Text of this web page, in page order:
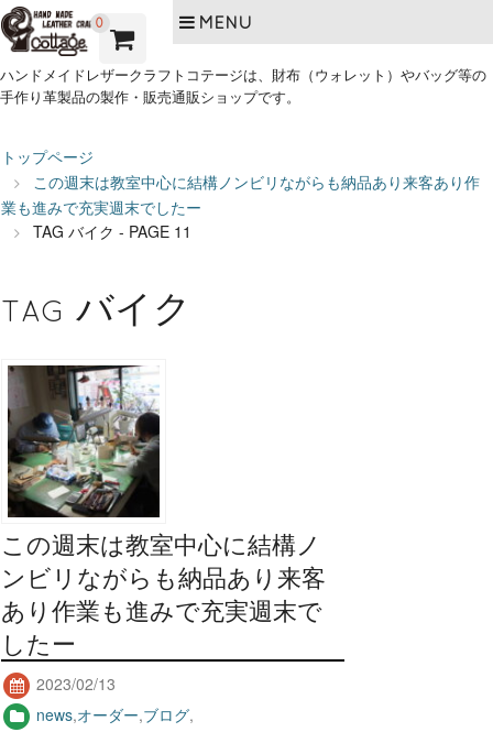
0 MENU
ハンドメイドレザークラフトコテージは、財布（ウォレット）やバッグ等の
手作り革製品の製作・販売通販ショップです。
トップページ
この週末は教室中心に結構ノンビリながらも納品あり来客あり作
業も進みで充実週末でしたー
TAG バイク - PAGE 11
TAG バイク
この週末は教室中心に結構ノ
ンビリながらも納品あり来客
あり作業も進みで充実週末で
したー
2023/02/13
news,オーダー,ブログ,